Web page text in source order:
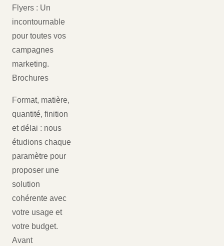
Flyers : Un
incontournable
pour toutes vos
campagnes
marketing.
Brochures
Format, matière,
quantité, finition
et délai : nous
étudions chaque
paramètre pour
proposer une
solution
cohérente avec
votre usage et
votre budget.
Avant